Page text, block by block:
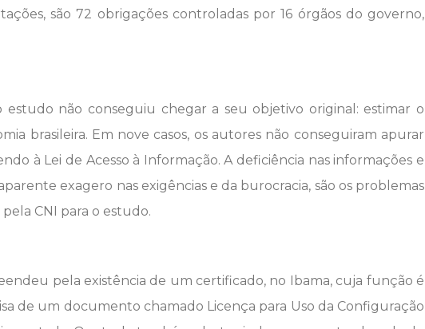
são 72 obrigações controladas por 16 órgãos do governo,
estudo não conseguiu chegar a seu objetivo original: estimar o
brasileira. Em nove casos, os autores não conseguiram apurar
à Lei de Acesso à Informação. A deficiência nas informações e
exagero nas exigências e da burocracia, são os problemas
CNI para o estudo.
pela existência de um certificado, no Ibama, cuja função é
de um documento chamado Licença para Uso da Configuração